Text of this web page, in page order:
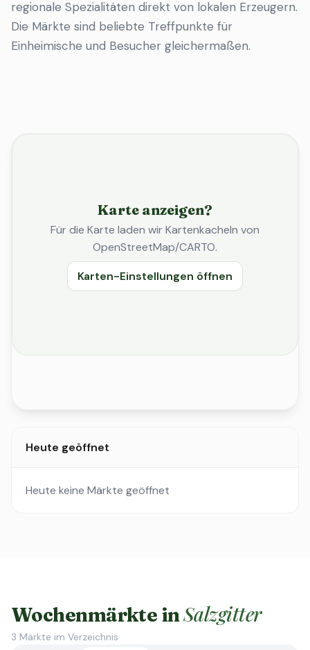
regionale Spezialitäten direkt von lokalen Erzeugern.
Die Märkte sind beliebte Treffpunkte für
Einheimische und Besucher gleichermaßen.
Karte anzeigen?
Für die Karte laden wir Kartenkacheln von
OpenStreetMap/CARTO.
Karten-Einstellungen öffnen
Heute geöffnet
Heute keine Märkte geöffnet
Wochenmärkte inSalzgitter
3 Märkte im Verzeichnis